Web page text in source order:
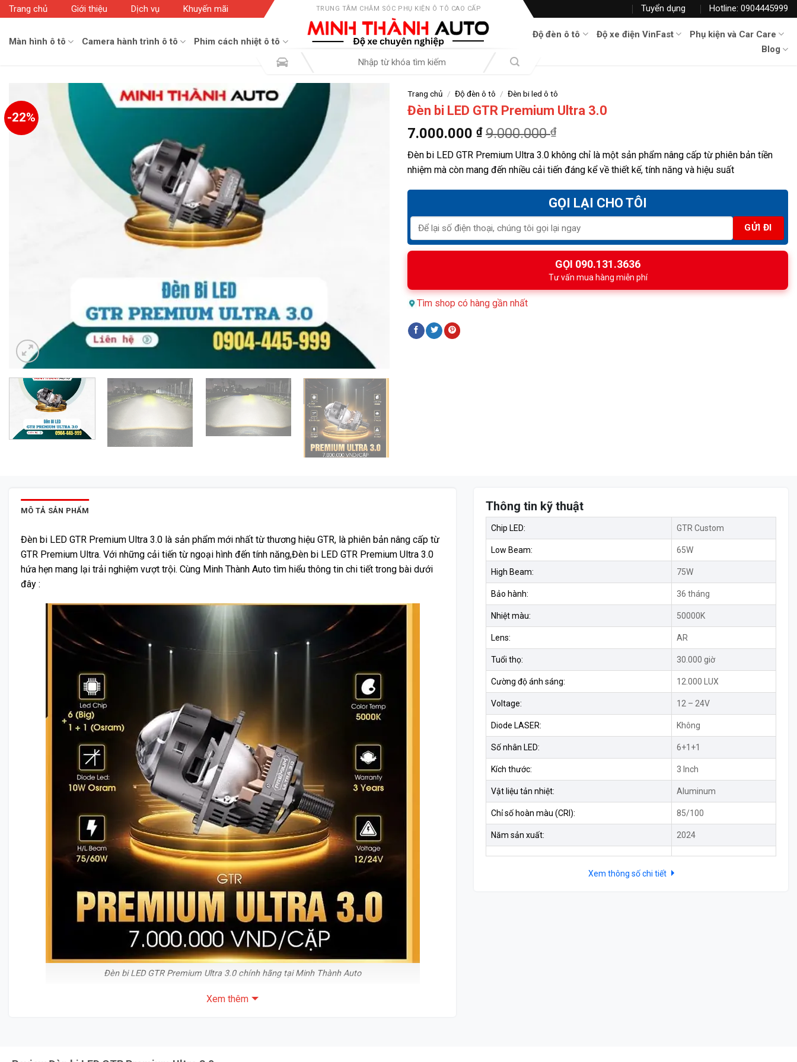
Skip
to
content
Trang chủ Giới thiệu Dịch vụ Khuyến mãi TRUNG TÂM CHĂM SÓC PHỤ KIỆN Ô TÔ CAO CẤP Tuyển dụng Hotline: 0904445999
Màn hình ô tô Camera hành trình ô tô Phim cách nhiệt ô tô
Độ đèn ô tô Độ xe điện VinFast
Phụ kiện và Car Care
Blog
-22%
Trang chủ / Độ đèn ô tô / Đèn bi led ô tô
Đèn bi LED GTR Premium Ultra 3.0
7.000.000 ₫ 9.000.000₫
Đèn bi LED GTR Premium Ultra 3.0 không chỉ là một sản phẩm nâng cấp từ phiên bản tiền
nhiệm mà còn mang đến nhiều cải tiến đáng kể về thiết kế, tính năng và hiệu suất
GỌI LẠI CHO TÔI
GỌI 090.131.3636
Tư vấn mua hàng miễn phí
Tìm shop có hàng gần nhất
MÔ TẢ SẢN PHẨM
Đèn bi LED GTR Premium Ultra 3.0 là sản phẩm mới nhất từ thương hiệu GTR, là phiên bản nâng cấp từ
GTR Premium Ultra. Với những cải tiến từ ngoại hình đến tính năng,Đèn bi LED GTR Premium Ultra 3.0
hứa hẹn mang lại trải nghiệm vượt trội. Cùng Minh Thành Auto tìm hiểu thông tin chi tiết trong bài dưới
đây :
Đèn bi LED GTR Premium Ultra 3.0 chính hãng tại Minh Thành Auto
Thiết Kế Độc Đáo
Xem thêm
Thông tin kỹ thuật
Chip LED: GTR Custom
Low Beam: 65W
High Beam: 75W
Bảo hành: 36 tháng
Nhiệt màu: 50000K
Lens: AR
Tuổi thọ: 30.000 giờ
Cường độ ánh sáng: 12.000 LUX
Voltage: 12 – 24V
Diode LASER: Không
Số nhân LED: 6+1+1
Kích thước: 3 Inch
Vật liệu tản nhiệt: Aluminum
Chỉ số hoàn màu (CRI): 85/100
Năm sản xuất: 2024
Xem thông số chi tiết